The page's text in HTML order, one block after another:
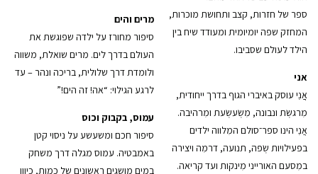
ספר של חזרות, קצב ותחושת מוכרות,
המחזק שפה יומיומית ומעודד שיח בין
הילד לעולם שסביבו.
אני
אֲֲנִִי עוסק באיברי הגוף בדרך ייחודית,
מִרגשְׂת ונבונה, מִשְׂעשְׂעת ומִרהיבה.
אֲנִִי הינו ספר־סולם המִלווה ילדים
בפעילויות שְׂפה, תנועה, דרמִה ויצירה
במִסעם האורייני מִינקות ועד קריאה.
מרים והים
סיפור מחורז על ילדה שפוגשת את
העולם בדרך לים. מרים שואלת, משווה
ולומדת דרך שלולית, בריכה ונהר – עד
לרגע הגילוי: “אה! זה הים!”
עמוס, בקבוק וכוס
סיפור חכם ומשעשע על ניסוי קטן
באמבטיה. עמוס מגלה דרך משחק
במים מושגים ראשונים של כמות, כיוון